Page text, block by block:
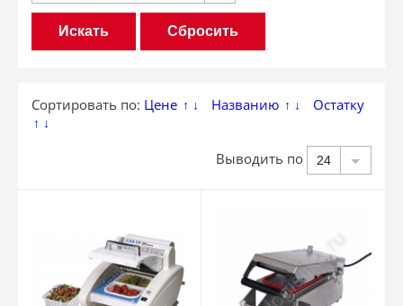
Сбросить
Сортировать по: Цене ↑ ↓ Названию ↑ ↓ Остатку
↑ ↓
Выводить по 24